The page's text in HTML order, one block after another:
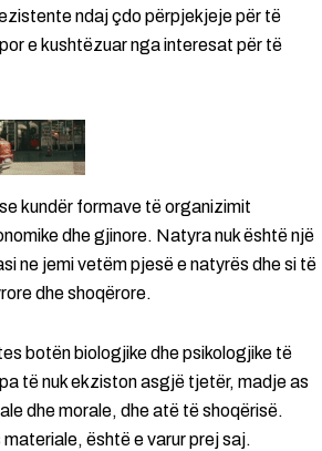
ndaj çdo përpjekjeje për të
e kushtëzuar nga interesat për të
kundër formave të organizimit
dhe gjinore. Natyra nuk është një
ne jemi vetëm pjesë e natyrës dhe si të
dhe shoqërore.
botën biologjike dhe psikologjike të
të nuk ekziston asgjë tjetër, madje as
dhe morale, dhe atë të shoqërisë.
është e varur prej saj.